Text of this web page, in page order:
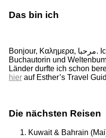
Das bin ich
Bonjour, Καλημερα, مرحبا. Ich bin Esther, Fotografin,
Buchautorin und
Länder durfte ich schon
hier auf Esther’s Travel
Die nächsten Reisen
Kuwait & Bahrain